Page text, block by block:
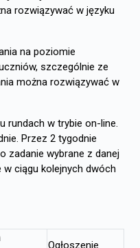
rozwiązywać w języku
na poziomie
szczególnie ze
można rozwiązywać w
rundach w trybie on-line.
Przez 2 tygodnie
zadanie wybrane z danej
ciągu kolejnych dwóch
Ogłoszenie